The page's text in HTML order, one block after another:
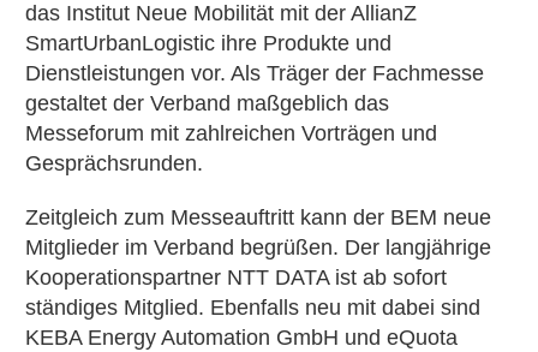
das Institut Neue Mobilität mit der AllianZ
SmartUrbanLogistic ihre Produkte und
Dienstleistungen vor. Als Träger der Fachmesse
gestaltet der Verband maßgeblich das
Messeforum mit zahlreichen Vorträgen und
Gesprächsrunden.
Zeitgleich zum Messeauftritt kann der BEM neue
Mitglieder im Verband begrüßen. Der langjährige
Kooperationspartner NTT DATA ist ab sofort
ständiges Mitglied. Ebenfalls neu mit dabei sind
KEBA Energy Automation GmbH und eQuota